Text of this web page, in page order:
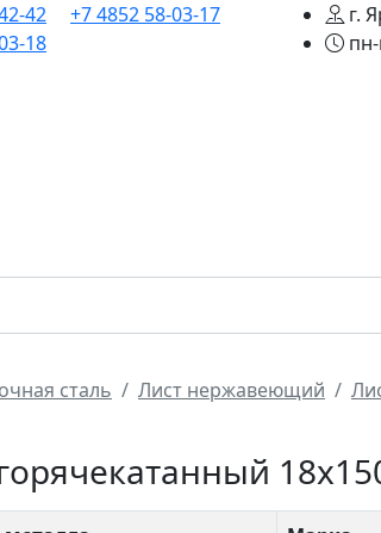
42
+7 4852 58-03-17
18
г.
сталь Лист нержавеющий